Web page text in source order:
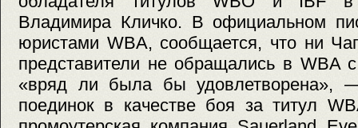
Владимира Кличко. В официальном
юристами WBA, сообщается, что ни
представители не обращались в WBA
«вряд ли была бы удовлетворена», —
поединок в качестве боя за титул